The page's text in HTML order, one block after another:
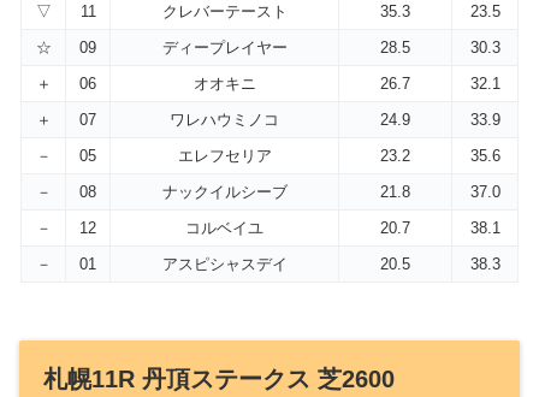
▽
11 クレバーテースト 35.3
23.5
☆
09 ディープレイヤー 28.5
30.3
＋
06 オオキニ 26.7
32.1
＋
07 ワレハウミノコ 24.9
33.9
－
05 エレフセリア 23.2
35.6
－
08 ナックイルシーブ 21.8
37.0
－
12 コルベイユ 20.7
38.1
－
01 アスピシャスデイ 20.5 38.3
札幌11R 丹頂ステークス 芝2600